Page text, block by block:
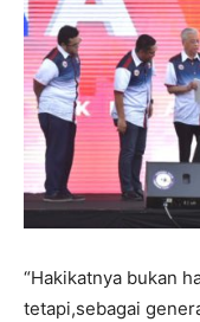
“Hakikatnya bukan
tetapi,sebagai